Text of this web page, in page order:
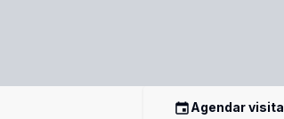
Agendar visita